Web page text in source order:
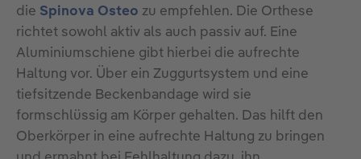
die Spinova Osteo zu empfehlen. Die Orthese
richtet sowohl aktiv als auch passiv auf. Eine
Aluminiumschiene gibt hierbei die aufrechte
Haltung vor. Über ein Zuggurtsystem und eine
tiefsitzende Beckenbandage wird sie
formschlüssig am Körper gehalten. Das hilft den
Oberkörper in eine aufrechte Haltung zu bringen